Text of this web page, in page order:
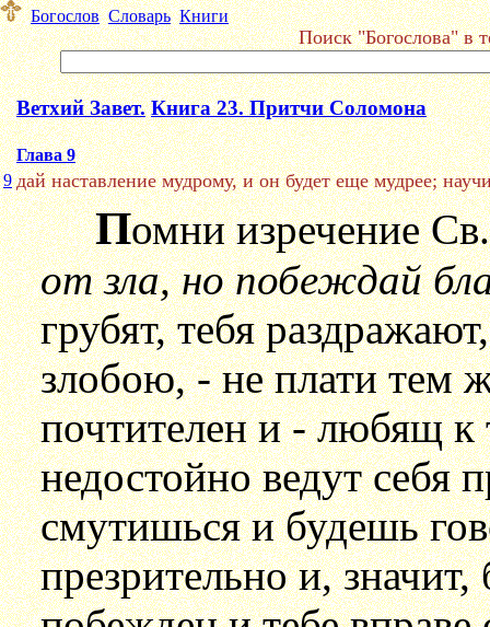
Богослов Словарь Книги
Поиск "Богослова" в
Ветхий Завет. Книга 23. Притчи Соломона
Глава 9
9 дай наставление мудрому, и он будет еще мудрее;
Помни изречение
от зла, но побеждай
грубят, тебя
злобою, - не плати тем
почтителен и - любящ
недостойно ведут себя
смутишься и будешь
презрительно и,